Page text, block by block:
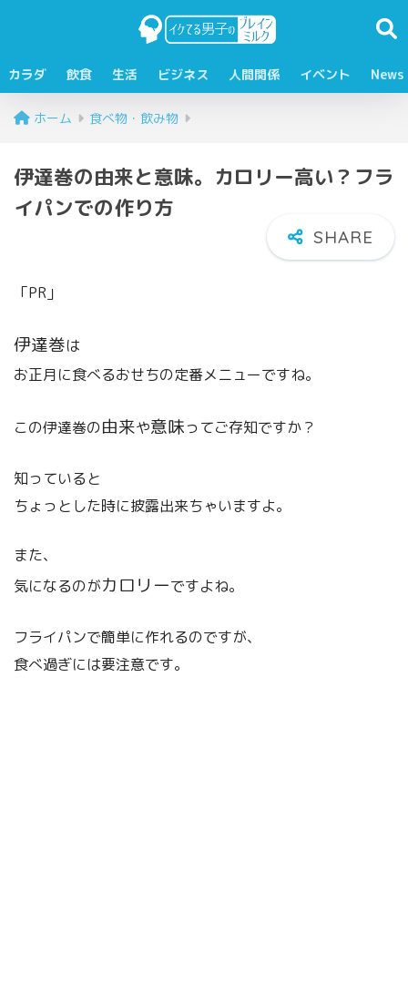
カラダ 飲食 生活 ビジネス 人間関係 イベント News
ホーム 食べ物・飲み物
伊達巻の由来と意味。カロリー高い？フラ
イパンでの作り方
「PR」
伊達巻は
お正月に食べるおせちの定番メニューですね。
この伊達巻の由来や意味ってご存知ですか？
知っていると
ちょっとした時に披露出来ちゃいますよ。
また、
気になるのがカロリーですよね。
フライパンで簡単に作れるのですが、
食べ過ぎには要注意です。